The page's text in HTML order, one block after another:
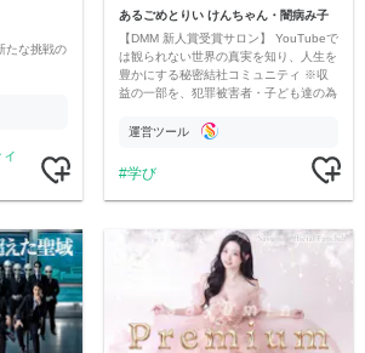
たな挑戦の
あるごめとりい けんちゃん・闇病み子
【DMM 新人賞受賞サロン】 YouTubeで
は観られない世界の真実を知り、人生を
豊かにする秘密結社コミュニティ ※収
益の一部を、犯罪被害者・子ども達の為
す運営ツール
学び